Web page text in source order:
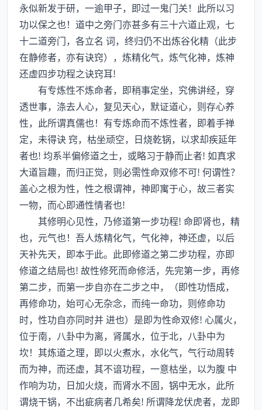
永似新发于研，一逾甲子，即过一鬼门关！此所以习
功以保之也！道中之旁门亦甚多有三十六道止观，七
十二道旁门，各立名 词，终归仍不出炼谷化精（此步
在静修者，亦有诀窍），炼精化气，炼气化神，炼神
还虚四步功程之诀窍耳!
有专炼性不炼命者，即稍事定坐，究佛讲经，穿
透世事，涤去人心，复见天心，默证道心，则存心养
性，此所谓真儒也！有专炼命而不炼性者，即着手禅
定，未得诀 窍，枯坐顽空，日烧乾锅，以求却疾延年
者也! 均系半偏修道之士，或略习于静而止者! 如真求
大道旨趣，而归正觉，则必需性命双修不可! 何谓性？
盖心之根为性，性之根谓神，神即寓于心，故三者实
一物，而心即通性情者也!
其修明心见性，乃修道第一步功程! 命即肾也，精
也，元气也！吾人炼精化气，气化神，神还虚，以后
天补先天，即本于此。此即修道之第二步功程，亦即
修道之结局也! 故性修死而命修活，先完第一步，再修
第二步，而第一步自亦在二步之中，（即性功悟成，
再修命功，始可心无杂念，而纯一命功，则修命功
时，性功自亦同时并 进也）是即为性命双修! 心属火，
位于南，八卦中为离，肾属水，位于北，八卦中为
坎！其炼道之理，即以火煮水，水化气，气行动周转
而为神，而还虚，其不谙功程，一意枯坐，以为腹 中
作响为功，日加火烧，而肾水不固，锅中无水，此所
谓烧干锅，不出疵病者几希矣! 所谓降龙伏虎者，龙即